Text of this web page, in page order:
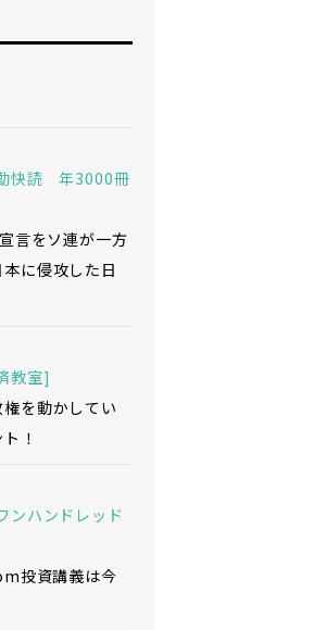
快読 年3000冊
言をソ連が一方
に侵攻した日
教室]
を動かしてい
！
ンハンドレッド
投資講義は今